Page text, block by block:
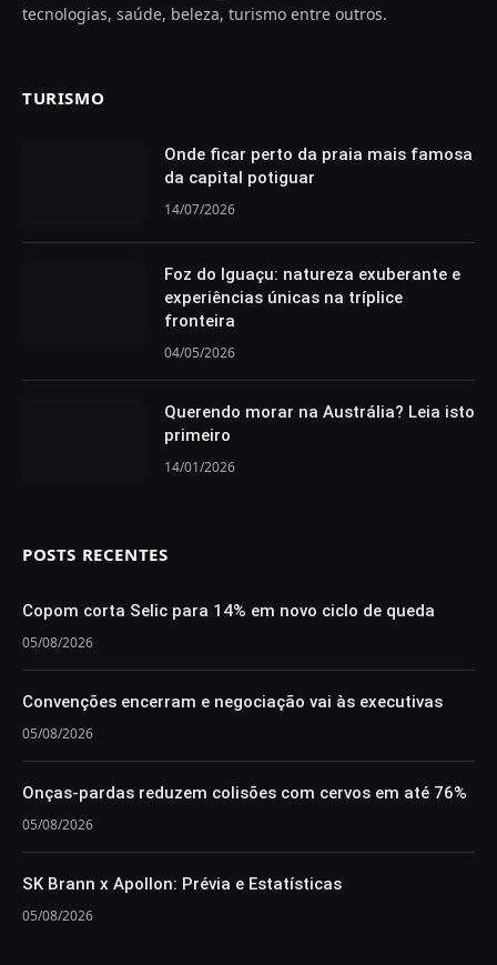
tecnologias, saúde, beleza, turismo entre outros.
TURISMO
Onde ficar perto da praia mais famosa
da capital potiguar
14/07/2026
Foz do Iguaçu: natureza exuberante e
experiências únicas na tríplice
fronteira
04/05/2026
Querendo morar na Austrália? Leia isto
primeiro
14/01/2026
POSTS RECENTES
Copom corta Selic para 14% em novo ciclo de queda
05/08/2026
Convenções encerram e negociação vai às executivas
05/08/2026
Onças-pardas reduzem colisões com cervos em até 76%
05/08/2026
SK Brann x Apollon: Prévia e Estatísticas
05/08/2026